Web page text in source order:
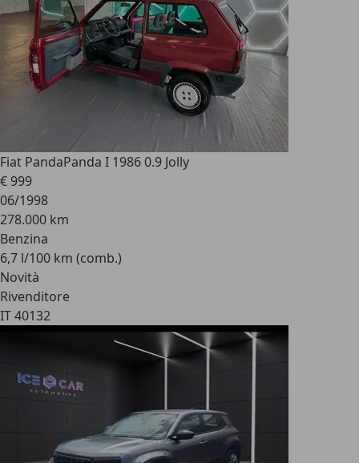
Fiat PandaPanda I 1986 0.9 Jolly
€ 999
06/1998
278.000 km
Benzina
6,7 l/100 km (comb.)
Novità
Rivenditore
IT 40132